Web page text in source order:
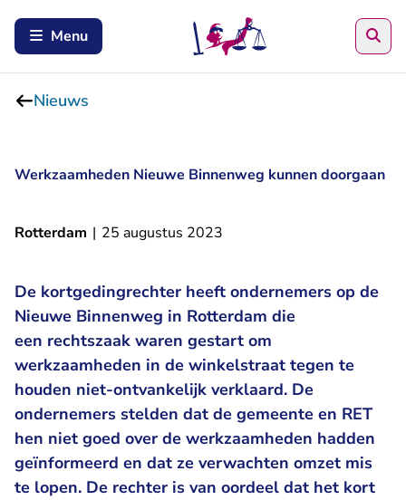
Menu
Nieuws
Werkzaamheden Nieuwe Binnenweg kunnen doorgaan
Rotterdam | 25 augustus 2023
De kortgedingrechter heeft ondernemers op de
Nieuwe Binnenweg in Rotterdam die
een rechtszaak waren gestart om
werkzaamheden in de winkelstraat tegen te
houden niet-ontvankelijk verklaard. De
ondernemers stelden dat de gemeente en RET
hen niet goed over de werkzaamheden hadden
geïnformeerd en dat ze verwachten omzet mis
te lopen. De rechter is van oordeel dat het kort